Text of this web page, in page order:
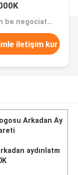
Fiyat：Can be negociated
iletişim kur
Arkadan Ay
aydınlatm